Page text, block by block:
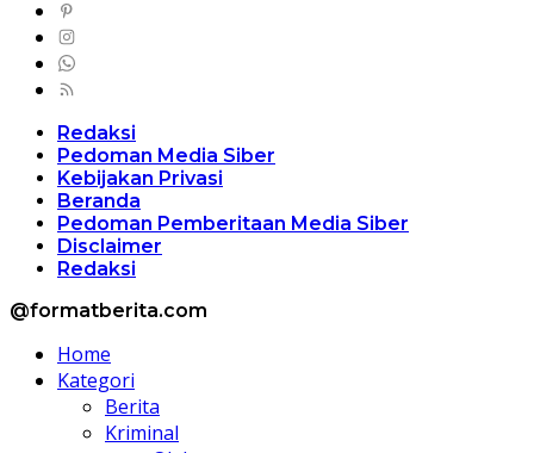
Redaksi
Pedoman Media Siber
Kebijakan Privasi
Beranda
Pedoman Pemberitaan Media Siber
Disclaimer
Redaksi
@formatberita.com
Home
Kategori
Berita
Kriminal